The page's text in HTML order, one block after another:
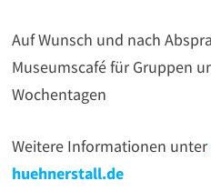
Auf Wunsch und nach
Museumscafé für Gruppen
Wochentagen
Weitere Informationen unter
huehnerstall.de